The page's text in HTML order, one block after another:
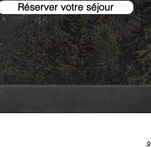
Réserver votre séjour